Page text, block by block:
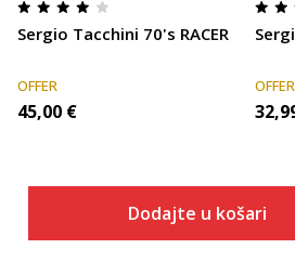
Sergio Tacchini 70's RACER
OFFER
45,00 €
Dodajte u košaricu
OFFER